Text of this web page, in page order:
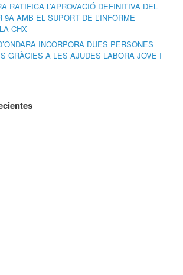
RATIFICA L’APROVACIÓ DEFINITIVA DEL
9A AMB EL SUPORT DE L’INFORME
CHX
INCORPORA DUES PERSONES
GRÀCIES A LES AJUDES LABORA JOVE I